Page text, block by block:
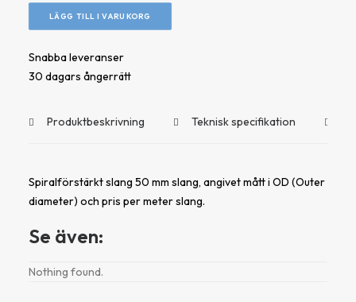
slang
-
mängd
LÄGG TILL I VARUKORG
Snabba leveranser
30 dagars ångerrätt
Produktbeskrivning Teknisk specifikation
Spiralförstärkt slang 50 mm slang, angivet mått i OD (Outer
diameter) och pris per meter slang.
Se även:
Nothing found.